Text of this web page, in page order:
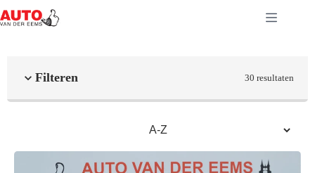
naar
Filteren 30 resultaten